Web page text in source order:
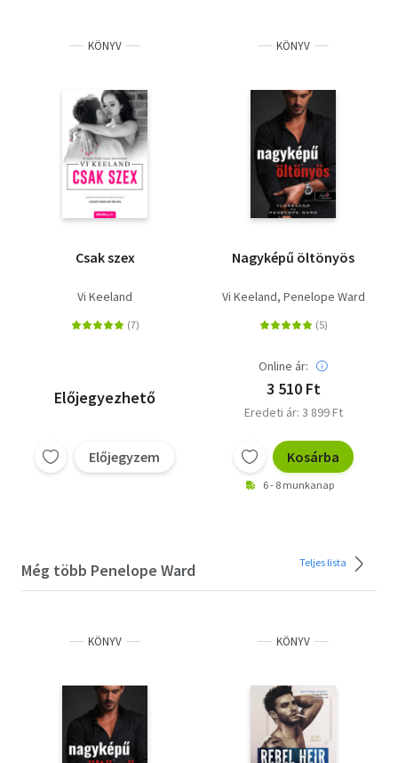
KÖNYV
Csak szex
Vi Keeland
Előjegyezhető
Előjegyzem
KÖNYV
Nagyképű öltönyös
Vi Keeland Penelope Ward
Online ár:
3 510 Ft
Eredeti ár: 3 899 Ft
Kosárba
6 - 8 munkanap
Még több Penelope Ward Teljes lista
KÖNYV KÖNYV